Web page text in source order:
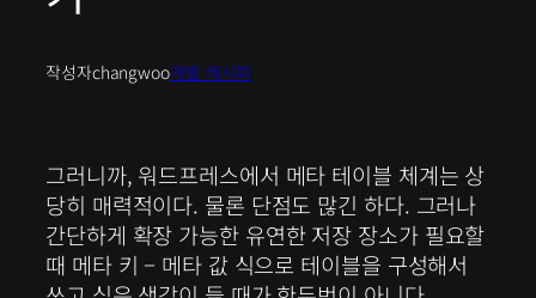
작성자changwoo개발 레시피
그러니까, 워드프레스에서 메타 테이블 체계는 상
당히 매력적이다. 물론 단점도 많긴 하다. 그러나
간단하게 확장 가능한 유연한 저장 장소가 필요할
때 메타 키 – 메타 값 식으로 테이블을 구성해서